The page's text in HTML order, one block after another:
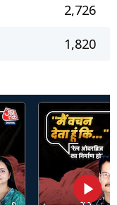
2,726
1,820